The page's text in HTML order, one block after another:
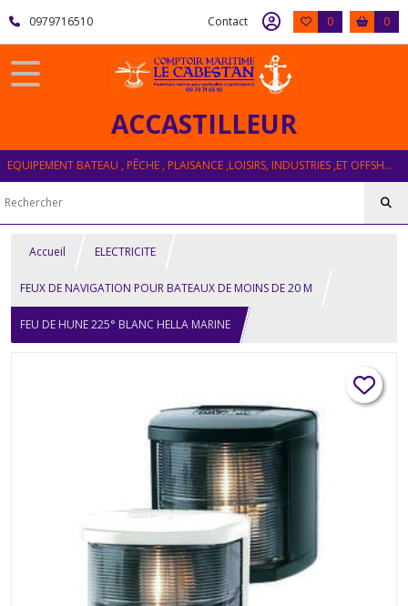
0979716510 Contact 0 0
ACCASTILLEUR
EQUIPEMENT BATEAU , PÊCHE , PLAISANCE ,LOISIRS, INDUSTRIES ,ET OFFSHORE
Accueil ELECTRICITE
FEUX DE NAVIGATION POUR BATEAUX DE MOINS DE 20 M
FEU DE HUNE 225° BLANC HELLA MARINE